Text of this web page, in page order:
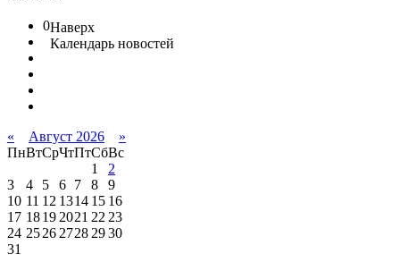
0Наверх
Календарь новостей
« Август 2026
»
ПнВтСрЧтПтСбВс
1
2
3
4 5 6 7 8
9
10 11 12 1314 15 16
17 18192021 2223
24 252627282930
31